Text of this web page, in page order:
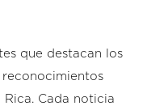
que destacan los
reconocimientos
Rica. Cada noticia